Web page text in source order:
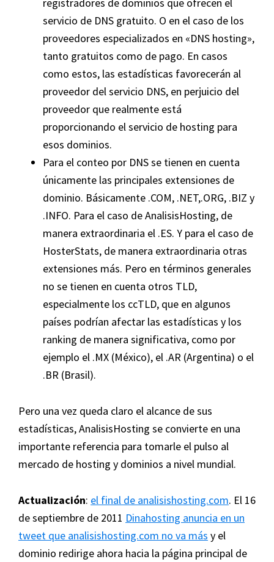
servicio de DNS gratuito. O en el caso de los
proveedores especializados en «DNS hosting»,
tanto gratuitos como de pago. En casos
como estos, las estadísticas favorecerán al
proveedor del servicio DNS, en perjuicio del
proveedor que realmente está
proporcionando el servicio de hosting para
esos dominios.
Para el conteo por DNS se tienen en cuenta
únicamente las principales extensiones de
dominio. Básicamente .COM, .NET,.ORG, .BIZ y
.INFO. Para el caso de AnalisisHosting, de
manera extraordinaria el .ES. Y para el caso de
HosterStats, de manera extraordinaria otras
extensiones más. Pero en términos generales
no se tienen en cuenta otros TLD,
especialmente los ccTLD, que en algunos
países podrían afectar las estadísticas y los
ranking de manera significativa, como por
ejemplo el .MX (México), el .AR (Argentina) o el
.BR (Brasil).
Pero una vez queda claro el alcance de sus
estadísticas, AnalisisHosting se convierte en una
importante referencia para tomarle el pulso al
mercado de hosting y dominios a nivel mundial.
Actualización: el final de analisishosting.com. El 16
de septiembre de 2011 Dinahosting anuncia en un
tweet que analisishosting.com no va más y el
dominio redirige ahora hacia la página principal de